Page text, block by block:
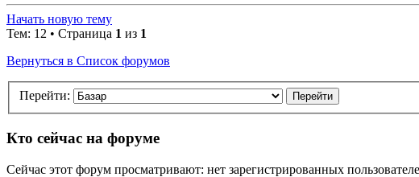
Начать новую тему
Тем: 12 • Страница 1 из 1
Вернуться в Список форумов
Перейти:
Кто сейчас на форуме
Сейчас этот форум просматривают: нет зарегистрированных